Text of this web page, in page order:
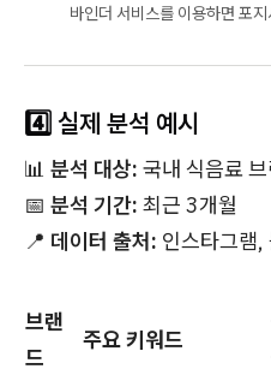
바인더 서비스를 이용하면 포
4️⃣ 실제 분석 예시
📊 분석 대상: 국내 식음료
📅 분석 기간: 최근 3개월
📍 데이터 출처: 인스타그램,
브랜
드
주요 키워드